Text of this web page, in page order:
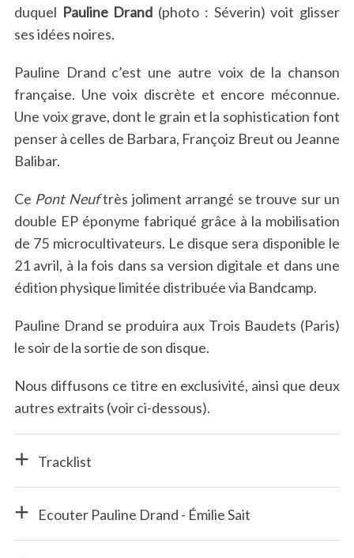
duquel Pauline Drand (photo : Séverin) voit glisser
ses idées noires.
Pauline Drand c’est une autre voix de la chanson
française. Une voix discrète et encore méconnue.
Une voix grave, dont le grain et la sophistication font
penser à celles de Barbara, Françoiz Breut ou Jeanne
Balibar.
Ce Pont Neuftrès joliment arrangé se trouve sur un
double EP éponyme fabriqué grâce à la mobilisation
de 75 microcultivateurs. Le disque sera disponible le
21 avril, à la fois dans sa version digitale et dans une
édition physique limitée distribuée via Bandcamp.
Pauline Drand se produira aux Trois Baudets (Paris)
le soir de la sortie de son disque.
Nous diffusons ce titre en exclusivité, ainsi que deux
autres extraits (voir ci-dessous).
Tracklist
Ecouter Pauline Drand - Émilie Sait